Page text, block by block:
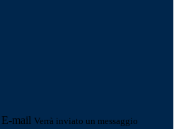
E-mail Verrà inviato un messaggio